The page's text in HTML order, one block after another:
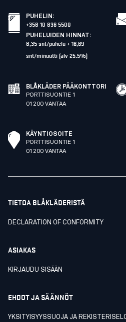
PUHELIN :
+358 10 836 5500
PUHELUIDEN HINNAT:
8,35 snt/puhelu + 16,69
snt/minuutti (alv 25.5%)
BLÅKLÄDER PÄÄKONTTORI
PORTTISUONTIE 1
01200 VANTAA
KÄYNTIOSOITE
PORTTISUONTIE 1
01200 VANTAA
TIETOA BLÅKLÄDERISTÄ
DECLARATION OF CONFORMITY
ASIAKAS
KIRJAUDU SISÄÄN
EHDOT JA SÄÄNNÖT
YKSITYISYYSSUOJA JA